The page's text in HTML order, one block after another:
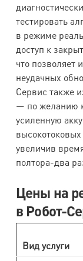
тестировать
в режиме
доступ к
что позволяет
неудачных
Сервис также
— по желанию
усиленную
увеличив
полтора-два
Цены на
в Робот-
Вид услуги